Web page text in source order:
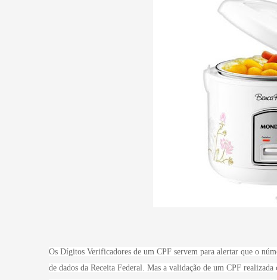
Os Dígitos Verificadores de um CPF servem para alertar que o
de dados da Receita Federal. Mas a validação de um CPF